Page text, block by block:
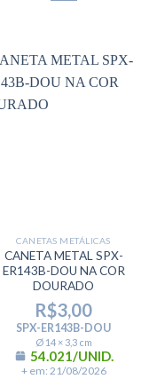
CANETAS METÁLICAS
CANETA METAL SPX-
ER143B-DOU NA COR
DOURADO
R$3,00
SPX-ER143B-DOU
Ø 14 × 3,3 cm
54.021/UNID.
+ em: 21/08/2026